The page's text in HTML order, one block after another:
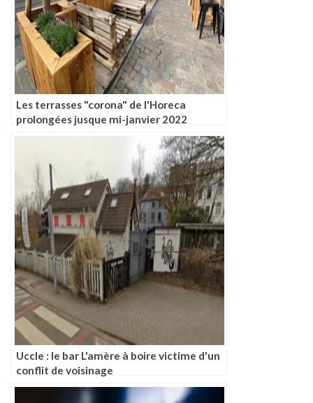
Les terrasses "corona" de l'Horeca
prolongées jusque mi-janvier 2022
Uccle : le bar L'amère à boire victime d'un
conflit de voisinage